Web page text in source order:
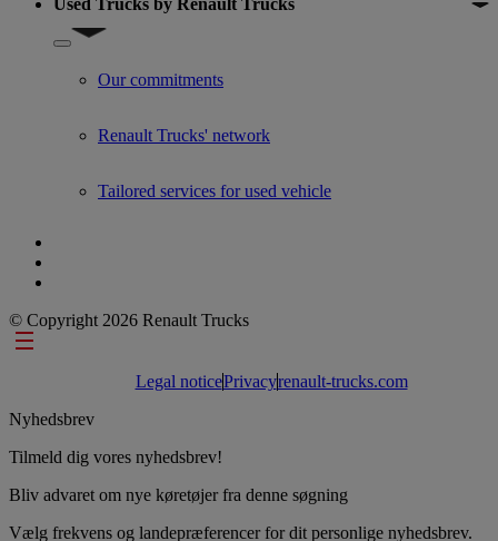
Used Trucks by Renault Trucks
Show submenu for Used Trucks by Renault Trucks
Our commitments
Renault Trucks' network
Tailored services for used vehicle
© Copyright 2026 Renault Trucks
Footer links
Legal noticePrivacyrenault-trucks.com
Nyhedsbrev
Tilmeld dig vores nyhedsbrev!
Bliv advaret om nye køretøjer fra denne søgning
Vælg frekvens og landepræferencer for dit personlige nyhedsbrev.